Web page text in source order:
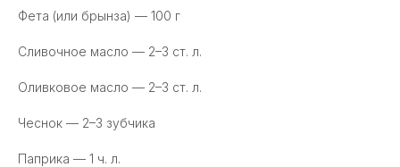
Фета (или брынза) — 100 г
Сливочное масло — 2–3 ст. л.
Оливковое масло — 2–3 ст. л.
Чеснок — 2–3 зубчика
Паприка — 1 ч. л.